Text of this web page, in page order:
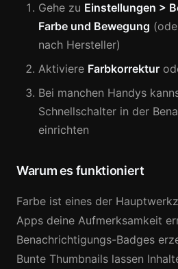
Gehe zu Einstellungen >
Farbe und Bewegung
nach Hersteller)
Aktiviere Farbkorrektur
Bei manchen Handys
Schnellschalter in der
einrichten
Warum es funktioniert
Farbe ist eines der
Apps deine Aufmerksamkeit
Benachrichtigungs-Badges
Bunte Thumbnails lassen